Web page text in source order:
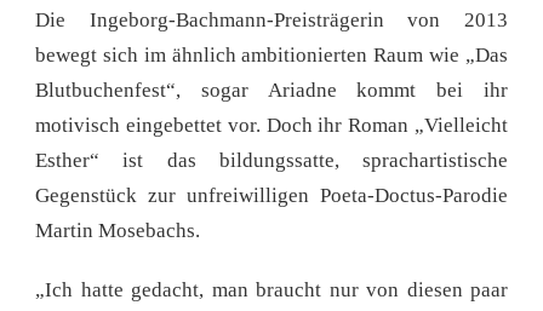
Die Ingeborg-Bachmann-Preisträgerin von 2013
bewegt sich im ähnlich ambitionierten Raum wie „Das
Blutbuchenfest“, sogar Ariadne kommt bei ihr
motivisch eingebettet vor. Doch ihr Roman „Vielleicht
Esther“ ist das bildungssatte, sprachartistische
Gegenstück zur unfreiwilligen Poeta-Doctus-Parodie
Martin Mosebachs.
„Ich hatte gedacht, man braucht nur von diesen paar